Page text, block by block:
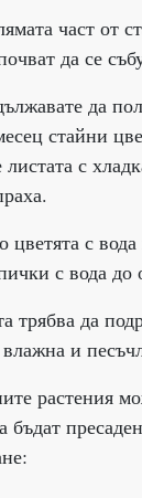
част от
да се
да
стайни
с
цветята с
с вода до
трябва да
и
растения
бъдат